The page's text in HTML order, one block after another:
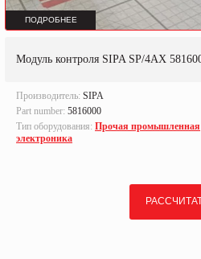
ПОДРОБНЕЕ
Модуль контроля SIPA SP/4AX
Производитель: SIPA
Part number: 5816000
Тип оборудования: Прочая промышленная
электроника